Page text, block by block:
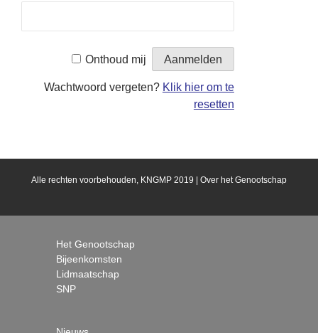
Onthoud mij
Wachtwoord vergeten? Klik hier om te
resetten
Het Genootschap
Bijeenkomsten
Lidmaatschap
SNP
Alle rechten voorbehouden, KNGMP 2019 | Over het Genootschap